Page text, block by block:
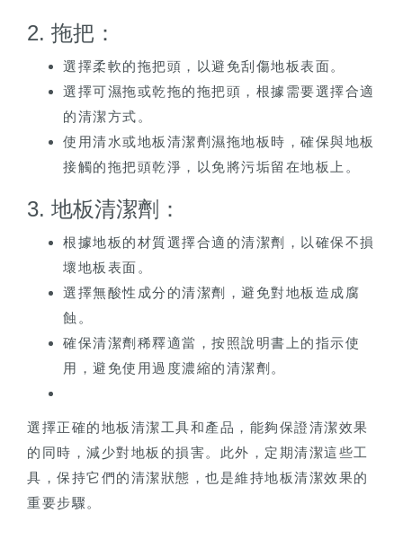
2. 拖把：
選擇柔軟的拖把頭，以避免刮傷地板表面。
選擇可濕拖或乾拖的拖把頭，根據需要選擇合適
的清潔方式。
使用清水或地板清潔劑濕拖地板時，確保與地板
接觸的拖把頭乾淨，以免將污垢留在地板上。
3. 地板清潔劑：
根據地板的材質選擇合適的清潔劑，以確保不損
壞地板表面。
選擇無酸性成分的清潔劑，避免對地板造成腐
蝕。
確保清潔劑稀釋適當，按照說明書上的指示使
用，避免使用過度濃縮的清潔劑。
選擇正確的地板清潔工具和產品，能夠保證清潔效果
的同時，減少對地板的損害。此外，定期清潔這些工
具，保持它們的清潔狀態，也是維持地板清潔效果的
重要步驟。